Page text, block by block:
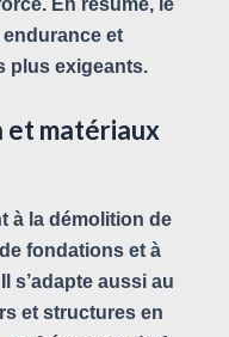
En résumé, le
endurance et
plus exigeants.
et matériaux
à la démolition de
fondations et à
s’adapte aussi au
et structures en